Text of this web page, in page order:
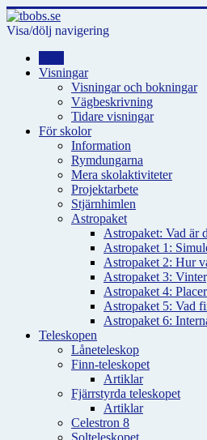
Visa/dölj navigering
Visningar
Visningar och bokningar
Vägbeskrivning
Tidare visningar
För skolor
Information
Rymdungarna
Mera skolaktiviteter
Projektarbete
Stjärnhimlen
Astropaket
Astropaket: Vad är
Astropaket 1:
Astropaket 2: Hur
Astropaket 3:
Astropaket 4:
Astropaket 5: Vad
Astropaket 6:
Teleskopen
Låneteleskop
Finn-teleskopet
Artiklar
Fjärrstyrda teleskopet
Artiklar
Celestron 8
Solteleskopet